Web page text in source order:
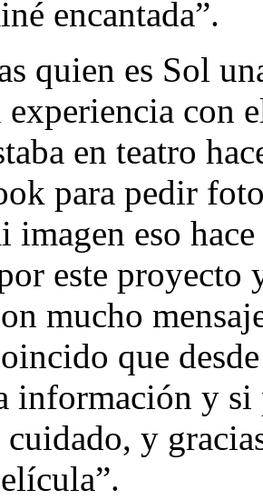
encantada”.
quien es Sol
con
en teatro
para pedir
imagen eso
este proyecto
mucho
que
información y si
cuidado, y